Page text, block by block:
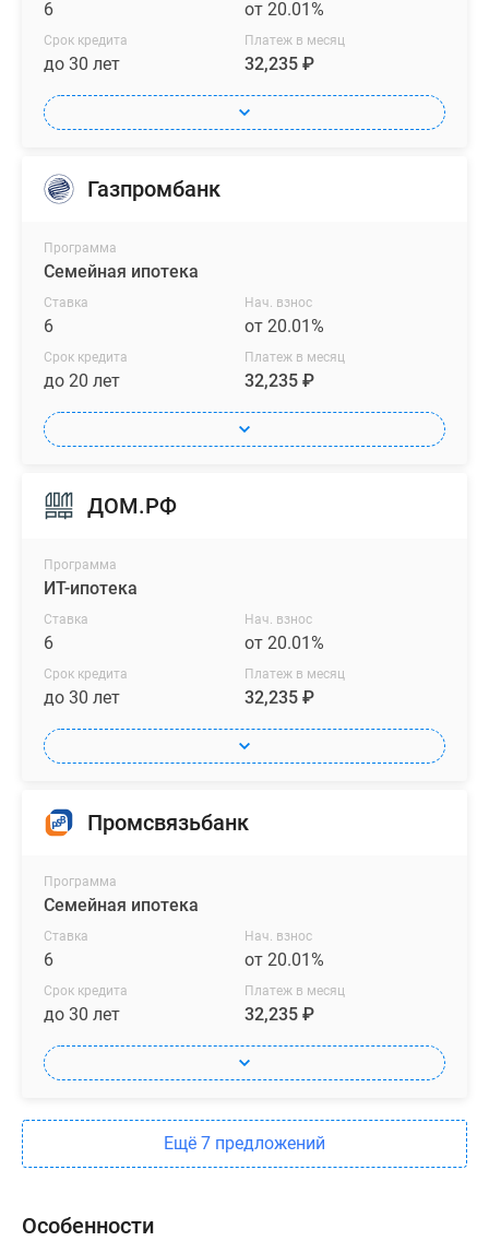
6 от 20.01%
Срок кредита
до 30 лет
Платеж в месяц
32,235 ₽
Газпромбанк
Программа
Семейная ипотека
Ставка
6
Нач. взнос
от 20.01%
Срок кредита
до 20 лет
Платеж в месяц
32,235 ₽
ДОМ.РФ
Программа
ИТ-ипотека
Ставка
6
Нач. взнос
от 20.01%
Срок кредита
до 30 лет
Платеж в месяц
32,235 ₽
Промсвязьбанк
Программа
Семейная ипотека
Ставка
6
Нач. взнос
от 20.01%
Срок кредита
до 30 лет
Платеж в месяц
32,235 ₽
Ещё 7 предложений
Особенности